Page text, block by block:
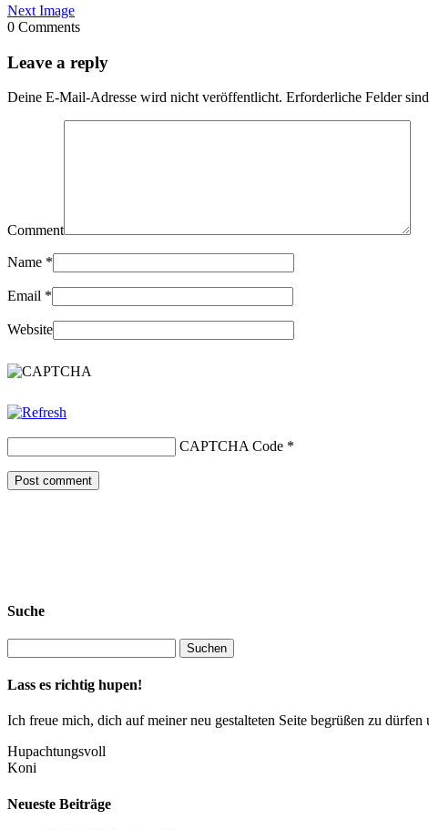
Next Image
0 Comments
Leave a reply
Deine E-Mail-Adresse wird nicht veröffentlicht. Erforderliche Felder
Comment
Name *
Email *
Website
CAPTCHA Code *
Suche
Lass es richtig hupen!
Ich freue mich, dich auf meiner neu gestalteten Seite begrüßen zu
Hupachtungsvoll
Koni
Neueste Beiträge